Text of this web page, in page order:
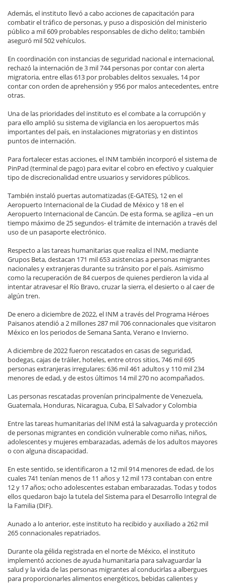
Además, el instituto llevó a cabo acciones de capacitación para
combatir el tráfico de personas, y puso a disposición del ministerio
público a mil 609 probables responsables de dicho delito; también
aseguró mil 502 vehículos.
En coordinación con instancias de seguridad nacional e internacional,
rechazó la internación de 3 mil 744 personas por contar con alerta
migratoria, entre ellas 613 por probables delitos sexuales, 14 por
contar con orden de aprehensión y 956 por malos antecedentes, entre
otras.
Una de las prioridades del instituto es el combate a la corrupción y
para ello amplió su sistema de vigilancia en los aeropuertos más
importantes del país, en instalaciones migratorias y en distintos
puntos de internación.
Para fortalecer estas acciones, el INM también incorporó el sistema de
PinPad (terminal de pago) para evitar el cobro en efectivo y cualquier
tipo de discrecionalidad entre usuarios y servidores públicos.
También instaló puertas automatizadas (E-GATES), 12 en el
Aeropuerto Internacional de la Ciudad de México y 18 en el
Aeropuerto Internacional de Cancún. De esta forma, se agiliza –en un
tiempo máximo de 25 segundos- el trámite de internación a través del
uso de un pasaporte electrónico.
Respecto a las tareas humanitarias que realiza el INM, mediante
Grupos Beta, destacan 171 mil 653 asistencias a personas migrantes
nacionales y extranjeras durante su tránsito por el país. Asimismo
como la recuperación de 84 cuerpos de quienes perdieron la vida al
intentar atravesar el Río Bravo, cruzar la sierra, el desierto o al caer de
algún tren.
De enero a diciembre de 2022, el INM a través del Programa Héroes
Paisanos atendió a 2 millones 287 mil 706 connacionales que visitaron
México en los periodos de Semana Santa, Verano e Invierno.
A diciembre de 2022 fueron rescatados en casas de seguridad,
bodegas, cajas de tráiler, hoteles, entre otros sitios, 746 mil 695
personas extranjeras irregulares: 636 mil 461 adultos y 110 mil 234
menores de edad, y de estos últimos 14 mil 270 no acompañados.
Las personas rescatadas provenían principalmente de Venezuela,
Guatemala, Honduras, Nicaragua, Cuba, El Salvador y Colombia
Entre las tareas humanitarias del INM está la salvaguarda y protección
de personas migrantes en condición vulnerable como niñas, niños,
adolescentes y mujeres embarazadas, además de los adultos mayores
o con alguna discapacidad.
En este sentido, se identificaron a 12 mil 914 menores de edad, de los
cuales 741 tenían menos de 11 años y 12 mil 173 contaban con entre
12 y 17 años; ocho adolescentes estaban embarazadas. Todas y todos
ellos quedaron bajo la tutela del Sistema para el Desarrollo Integral de
la Familia (DIF).
Aunado a lo anterior, este instituto ha recibido y auxiliado a 262 mil
265 connacionales repatriados.​
Durante ola gélida registrada en el norte de México, el instituto
implementó acciones de ayuda humanitaria para salvaguardar la
salud y la vida de las personas migrantes al conducirlas a albergues
para proporcionarles alimentos energéticos, bebidas calientes y